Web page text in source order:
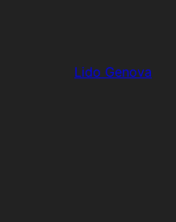
Lido Genova